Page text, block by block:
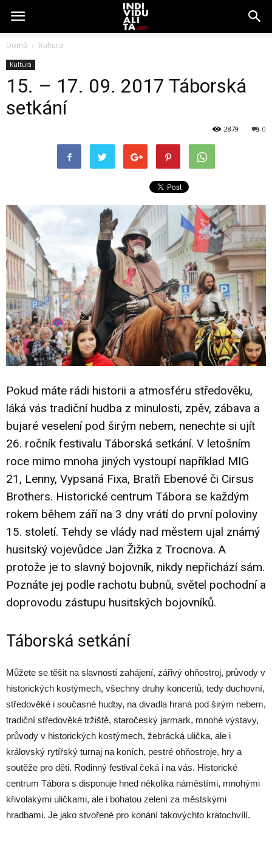
Domů Kultura
Kultura
15. – 17. 09. 2017 Táborská
setkání
0
2879
Pokud máte rádi historii a atmosféru středověku,
láká vás tradiční hudba z minulosti, zpěv, zábava a
bujaré veselení pod širým nebem, nenechte si ujít
26. ročník festivalu Táborská setkání. V letošním
roce mimo mnoha jiných vystoupí například MIG
21, Lenny, Vypsaná Fixa, Bratři Ebenové či Cirsus
Brothers. Historické centrum Tábora se každým
rokem během září na 3 dny vrátí do první poloviny
15. století. Tehdy se vlády nad městem ujal známý
husitský vojevůdce Jan Žižka z Trocnova. A
protože je to slavný bojovník, nikdy nepřichází sám.
Poznáte jej podle rachotu bubnů, světel pochodní a
doprovodu zástupu husitských bojovníků.
Táborská setkání
Můžete se těšit na slavností zahájení, zářivý ohňostroj, průvody v
historických kostýmech, všechny druhy koncertů, tedy duchovní,
středověké i současné hudby, na divadla hraná pod širým nebem,
tradiční středověké tržiště, staročeský jarmark, mnohé výstavy,
průvody v historických kostýmech, žebrácká ulička, ale i
královský rytířský turnaj na koních, pestré ohňostroje, hry a
soutěže pro děti. Rodinný festival čeká i na vás. Historické
centrum Tábora s disponuje hned několika náměstími, mnohými
křivolakými uličkami, ale i bohatou zelení za městskými
hradbami. Je jako stvořené pro konání takovýchto kratochvílí.